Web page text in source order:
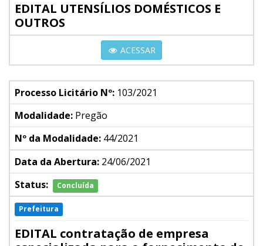
EDITAL UTENSÍLIOS DOMÉSTICOS E
OUTROS
ACESSAR
Processo Licitário Nº: 103/2021
Modalidade: Pregão
Nº da Modalidade: 44/2021
Data da Abertura: 24/06/2021
Status:
Concluída
Prefeitura
EDITAL contratação de empresa